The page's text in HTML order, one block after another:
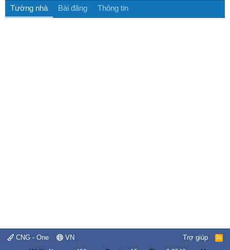
Tường nhà Bài đăng Thông tin
CNG - One VN Trợ giúp
R